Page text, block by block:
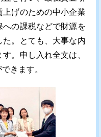
上げのための中小企業
の課税などで財源を
。とても、大事な内
。申し入れ全文は、
きます。